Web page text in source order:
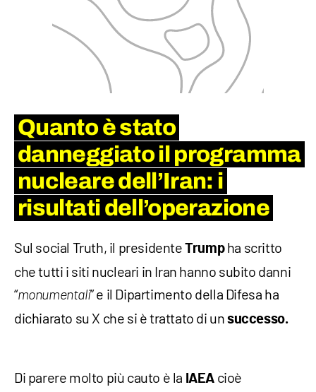
Quanto è stato
danneggiato il programma
nucleare dell’Iran: i
risultati dell’operazione
Sul social Truth, il presidenteTrumpha scritto
che tutti i siti nucleari in Iran hanno subito danni
“monumentali” e il Dipartimento della Difesa ha
dichiarato su X che si è trattato di unsuccesso.
Di parere molto più cauto è la IAEA cioè